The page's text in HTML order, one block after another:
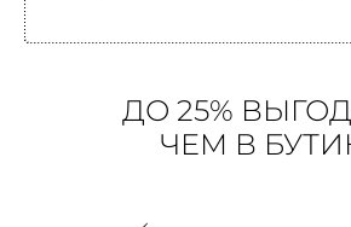
ДО 25%
ЧЕМ В